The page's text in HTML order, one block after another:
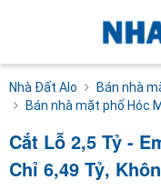
Nhà Đất Alo Bán nhà
Bán nhà mặt phố Hóc
Cắt Lỗ 2,5 Tỷ -
Chỉ 6,49 Tỷ,